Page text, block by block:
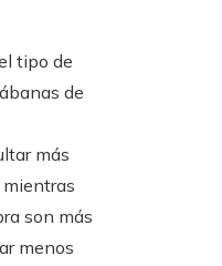
tipo de
de
más
mientras
son más
menos